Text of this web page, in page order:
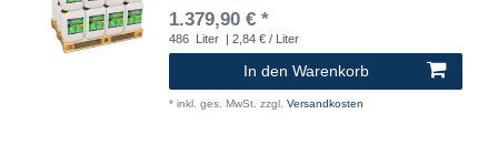
1.379,90 € *
486 Liter | 2,84 € / Liter
In den Warenkorb
* inkl. ges. MwSt. zzgl. Versandkosten